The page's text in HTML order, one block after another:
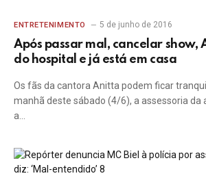
ENTRETENIMENTO 5 de junho de 2016
Após passar mal, cancelar show,
do hospital e já está em casa
Os fãs da cantora Anitta podem ficar
manhã deste sábado (4/6), a assessoria
a…